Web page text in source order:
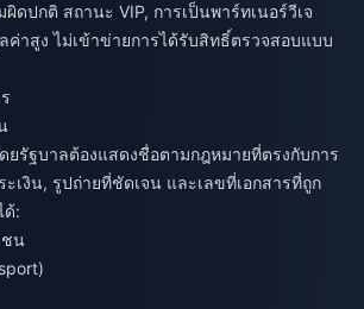
ดปกติ สถานะ VIP, การเป็นพาร์ทเนอร์วีเจ
าสูง ไม่เข้าข่ายการได้รับสิทธิ์ตรวจสอบแบบ
ยรัฐบาลต้องแสดงชื่อตามกฎหมายที่ตรงกับการ
เงิน, รูปถ่ายที่ชัดเจน และเลขที่เอกสารที่ถูก
ด้:
ชน